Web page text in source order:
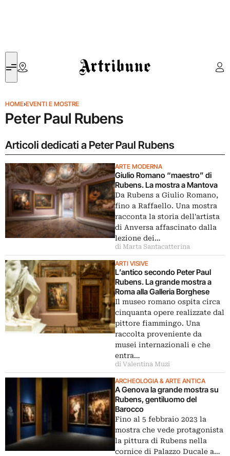
Artribune
HOME›EVENTI E MOSTRE
Peter Paul Rubens
Articoli dedicati a Peter Paul Rubens
ARTE MODERNA
Giulio Romano “maestro” di
Rubens. La mostra a Mantova
Da Rubens a Giulio Romano,
fino a Raffaello. Una mostra
racconta la storia dell'artista
di Anversa affascinato dalla
lezione dei…
di Marta Santacatterina
ARTI VISIVE
L’antico secondo Peter Paul
Rubens. La grande mostra a
Roma alla Galleria Borghese
Il museo romano ospita circa
cinquanta opere realizzate dal
pittore fiammingo. Una
raccolta proveniente da
musei internazionali e che
entra…
di Valentina Muzi
ARCHEOLOGIA & ARTE ANTICA
A Genova la grande mostra su
Rubens, gentiluomo del
Barocco
Fino al 5 febbraio 2023 la
mostra che vede protagonista
la pittura di Rubens nella
cornice di Palazzo Ducale a…